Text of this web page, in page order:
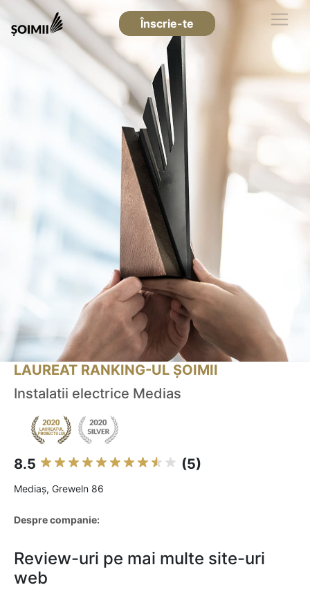
Înscrie-te
LAUREAT RANKING-UL ȘOIMII
Instalatii electrice Medias
8.5 (5)
Mediaş, Greweln 86
Despre companie:
Review-uri pe mai multe site-uri
web